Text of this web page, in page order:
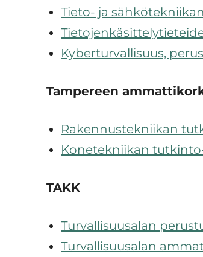
Tieto- ja
Kyberturvallisuus,
Tampereen
Rakennustekniikan
Konetekniikan
TAKK
Turvallisuusalan
Turvallisuusalan